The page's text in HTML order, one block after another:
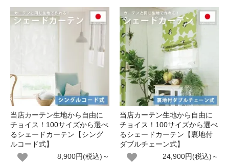
当店カーテン生地から自由に
チョイス！100サイズから選べ
るシェードカーテン【シング
ルコード式】
8,900円(税込)～
当店カーテン生地から自由に
チョイス！100サイズから選べ
るシェードカーテン【裏地付
ダブルチェーン式】
24,900円(税込)～